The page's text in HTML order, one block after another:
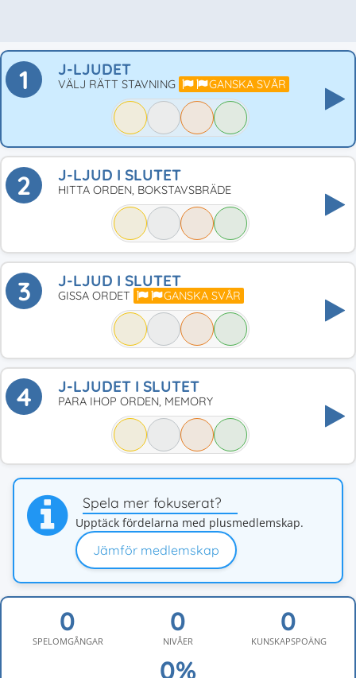
1 J-LJUDET
VÄLJ RÄTT STAVNING GANSKA SVÅR
2 J-LJUD I SLUTET
HITTA ORDEN, BOKSTAVSBRÄDE
3 J-LJUD I SLUTET
GISSA ORDET GANSKA SVÅR
4 J-LJUDET I SLUTET
PARA IHOP ORDEN, MEMORY
Spela mer fokuserat?
Upptäck fördelarna med plusmedlemskap.
Jämför medlemskap
SPELOMGÅNGAR NIVÅER KUNSKAPSPOÄNG